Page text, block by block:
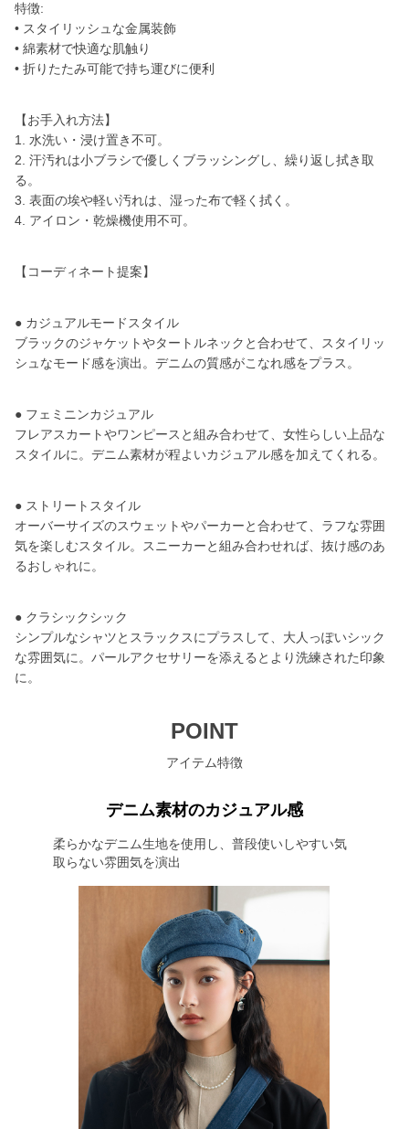
特徴:
• スタイリッシュな金属装飾
• 綿素材で快適な肌触り
• 折りたたみ可能で持ち運びに便利
【お手入れ方法】
1. 水洗い・浸け置き不可。
2. 汗汚れは小ブラシで優しくブラッシングし、繰り返し拭き取
る。
3. 表面の埃や軽い汚れは、湿った布で軽く拭く。
4. アイロン・乾燥機使用不可。
【コーディネート提案】
● カジュアルモードスタイル
ブラックのジャケットやタートルネックと合わせて、スタイリッ
シュなモード感を演出。デニムの質感がこなれ感をプラス。
● フェミニンカジュアル
フレアスカートやワンピースと組み合わせて、女性らしい上品な
スタイルに。デニム素材が程よいカジュアル感を加えてくれる。
● ストリートスタイル
オーバーサイズのスウェットやパーカーと合わせて、ラフな雰囲
気を楽しむスタイル。スニーカーと組み合わせれば、抜け感のあ
るおしゃれに。
● クラシックシック
シンプルなシャツとスラックスにプラスして、大人っぽいシック
な雰囲気に。パールアクセサリーを添えるとより洗練された印象
に。
POINT
アイテム特徴
デニム素材のカジュアル感
柔らかなデニム生地を使用し、普段使いしやすい気
取らない雰囲気を演出